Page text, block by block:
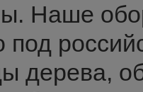
Наше
под
дерева,